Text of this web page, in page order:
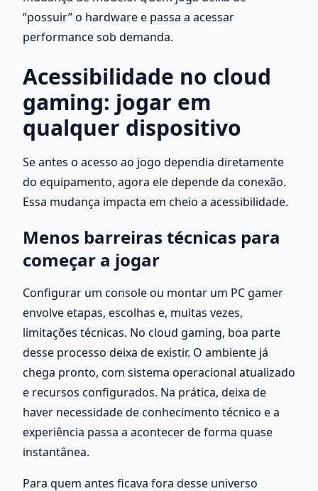
“possuir” o hardware e passa a acessar
performance sob demanda.
Acessibilidade no cloud
gaming: jogar em
qualquer dispositivo
Se antes o acesso ao jogo dependia diretamente
do equipamento, agora ele depende da conexão.
Essa mudança impacta em cheio a acessibilidade.
Menos barreiras técnicas para
começar a jogar
Configurar um console ou montar um PC gamer
envolve etapas, escolhas e, muitas vezes,
limitações técnicas. No cloud gaming, boa parte
desse processo deixa de existir. O ambiente já
chega pronto, com sistema operacional atualizado
e recursos configurados. Na prática, deixa de
haver necessidade de conhecimento técnico e a
experiência passa a acontecer de forma quase
instantânea.
Para quem antes ficava fora desse universo